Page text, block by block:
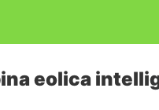
eolica